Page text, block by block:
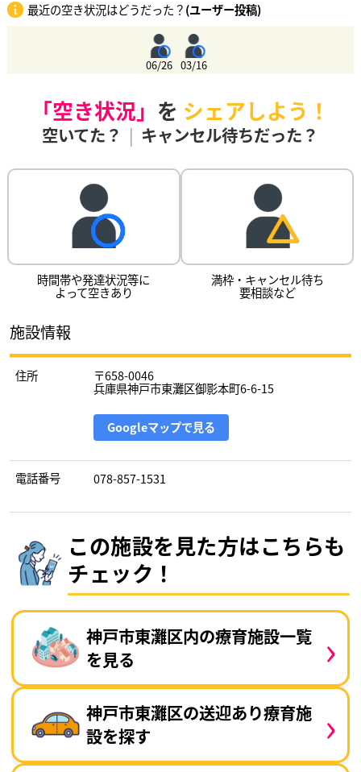
最近の空き状況はどうだった？(ユーザー投稿)
06/26 03/16
「空き状況」 を シェアしよう！
空いてた？ | キャンセル待ちだった？
時間帯や発達状況等に
よって空きあり
満枠・キャンセル待ち
要相談など
施設情報
住所 〒658-0046
兵庫県神戸市東灘区御影本町6-6-15
Googleマップで見る
電話番号 078-857-1531
この施設を見た方はこちらも
チェック！
神戸市東灘区内の療育施設一覧
を見る
›
神戸市東灘区の送迎あり療育施
設を探す
›